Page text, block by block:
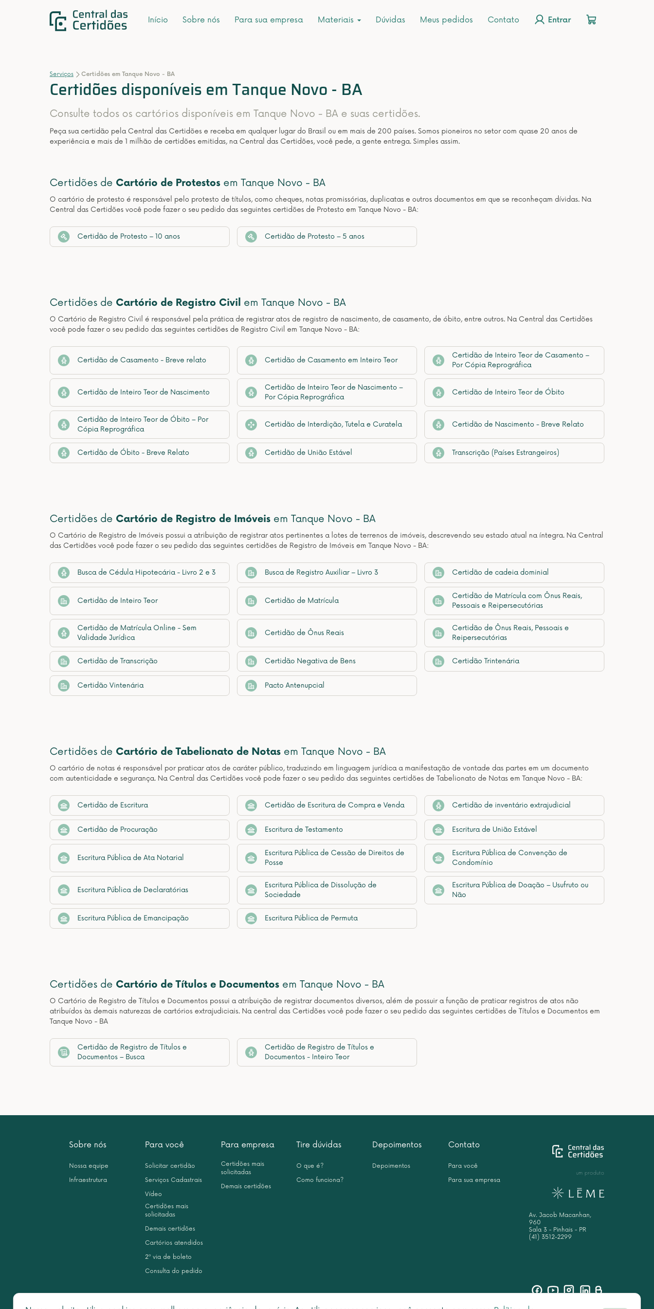
Início Sobre nós Para sua empresa Materiais Dúvidas Meus pedidos Contato Entrar
Serviços Certidões em Tanque Novo - BA
Certidões disponíveis em Tanque Novo - BA
Consulte todos os cartórios disponíveis em Tanque Novo - BA e suas certidões.
Peça sua certidão pela Central das Certidões e receba em qualquer lugar do Brasil ou em mais de 200 países. Somos pioneiros no setor com quase 20 anos de
experiência e mais de 1 milhão de certidões emitidas, na Central das Certidões, você pede, a gente entrega. Simples assim.
Certidões de Cartório de Protestos em Tanque Novo - BA
O cartório de protesto é responsável pelo protesto de títulos, como cheques, notas promissórias, duplicatas e outros documentos em que se reconheçam dívidas. Na
Central das Certidões você pode fazer o seu pedido das seguintes certidões de Protesto em Tanque Novo - BA:
Certidão de Protesto – 10 anos Certidão de Protesto – 5 anos
Certidões de Cartório de Registro Civil em Tanque Novo - BA
O Cartório de Registro Civil é responsável pela prática de registrar atos de registro de nascimento, de casamento, de óbito, entre outros. Na Central das Certidões
você pode fazer o seu pedido das seguintes certidões de Registro Civil em Tanque Novo - BA:
Certidão de Casamento - Breve relato Certidão de Casamento em Inteiro Teor
Certidão de Inteiro Teor de Casamento –
Por Cópia Reprográfica
Certidão de Inteiro Teor de Nascimento
Certidão de Inteiro Teor de Nascimento –
Por Cópia Reprográfica
Certidão de Inteiro Teor de Óbito
Certidão de Inteiro Teor de Óbito – Por
Cópia Reprográfica
Certidão de Interdição, Tutela e Curatela Certidão de Nascimento - Breve Relato
Certidão de Óbito - Breve Relato Certidão de União Estável Transcrição (Países Estrangeiros)
Certidões de Cartório de Registro de Imóveis em Tanque Novo - BA
O Cartório de Registro de Imóveis possui a atribuição de registrar atos pertinentes a lotes de terrenos de imóveis, descrevendo seu estado atual na íntegra. Na Central
das Certidões você pode fazer o seu pedido das seguintes certidões de Registro de Imóveis em Tanque Novo - BA:
Busca de Cédula Hipotecária - Livro 2 e 3 Busca de Registro Auxiliar – Livro 3 Certidão de cadeia dominial
Certidão de Inteiro Teor Certidão de Matrícula
Certidão de Matrícula com Ônus Reais,
Pessoais e Reipersecutórias
Certidão de Matrícula Online - Sem
Validade Jurídica
Certidão de Ônus Reais
Certidão de Ônus Reais, Pessoais e
Reipersecutórias
Certidão de Transcrição Certidão Negativa de Bens Certidão Trintenária
Certidão Vintenária Pacto Antenupcial
Certidões de Cartório de Tabelionato de Notas em Tanque Novo - BA
O cartório de notas é responsável por praticar atos de caráter público, traduzindo em linguagem jurídica a manifestação de vontade das partes em um documento
com autenticidade e segurança. Na Central das Certidões você pode fazer o seu pedido das seguintes certidões de Tabelionato de Notas em Tanque Novo - BA:
Certidão de Escritura Certidão de Escritura de Compra e Venda Certidão de inventário extrajudicial
Certidão de Procuração Escritura de Testamento Escritura de União Estável
Escritura Pública de Ata Notarial
Escritura Pública de Cessão de Direitos de
Posse
Escritura Pública de Convenção de
Condomínio
Escritura Pública de Declaratórias
Escritura Pública de Dissolução de
Sociedade
Escritura Pública de Doação – Usufruto ou
Não
Escritura Pública de Emancipação Escritura Pública de Permuta
Certidões de Cartório de Títulos e Documentos em Tanque Novo - BA
O Cartório de Registro de Títulos e Documentos possui a atribuição de registrar documentos diversos, além de possuir a função de praticar registros de atos não
atribuídos às demais naturezas de cartórios extrajudiciais. Na central das Certidões você pode fazer o seu pedido das seguintes certidões de Títulos e Documentos em
Tanque Novo - BA
Certidão de Registro de Títulos e
Documentos – Busca
Certidão de Registro de Títulos e
Documentos - Inteiro Teor
Sobre nós
Nossa equipe
Infraestrutura
Para você
Solicitar certidão
Serviços Cadastrais
Vídeo
Certidões mais
solicitadas
Demais certidões
Cartórios atendidos
2ª via de boleto
Consulta do pedido
Para empresa
Certidões mais
solicitadas
Demais certidões
Tire dúvidas
O que é?
Como funciona?
Depoimentos
Depoimentos
Contato
Para você
Para sua empresa
um produto
Av. Jacob Macanhan,
960
Sala 3 - Pinhais - PR
(41) 3512-2299